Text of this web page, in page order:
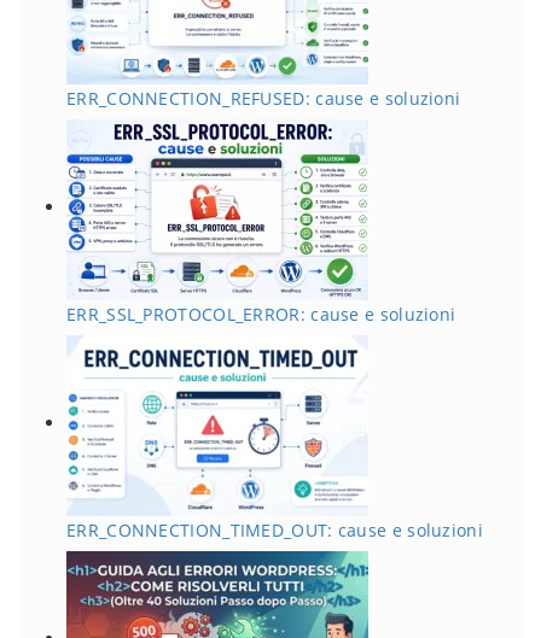
ERR_CONNECTION_REFUSED: cause e soluzioni
ERR_SSL_PROTOCOL_ERROR: cause e soluzioni
ERR_CONNECTION_TIMED_OUT: cause e soluzioni